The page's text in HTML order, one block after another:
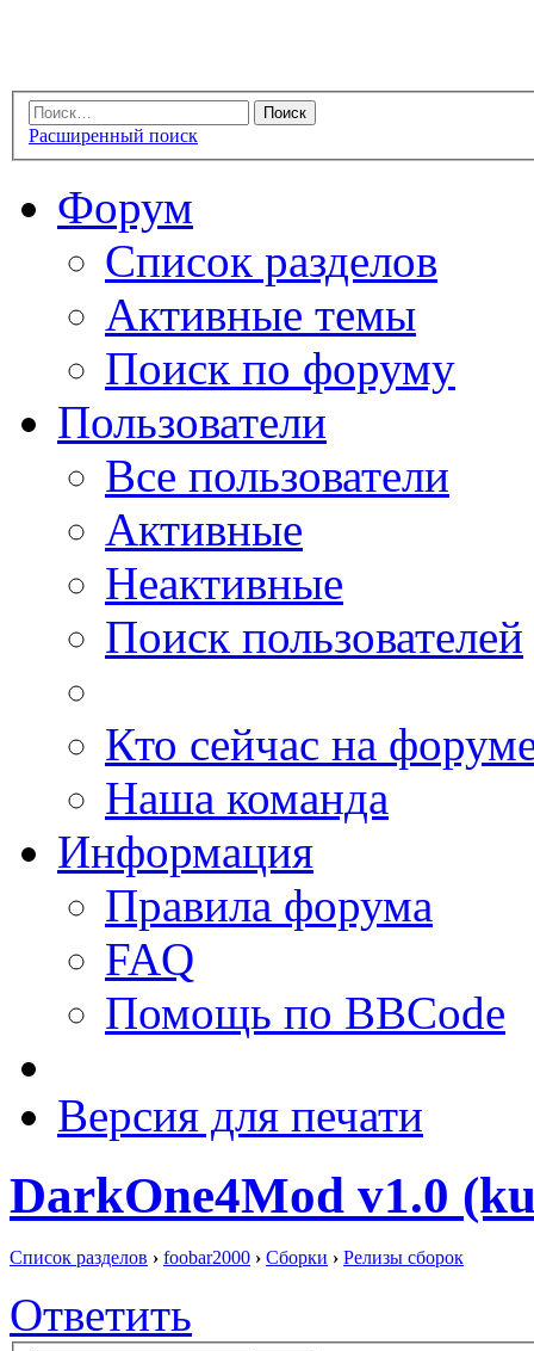
Расширенный поиск
Форум
Список разделов
Активные темы
Поиск по форуму
Пользователи
Все пользователи
Активные
Неактивные
Поиск пользователей
Кто сейчас на
Наша команда
Информация
Правила форума
FAQ
Помощь по BBCode
Версия для печати
DarkOne4Mod v1.0
Список разделов › foobar2000 › Сборки › Релизы сборок
Ответить